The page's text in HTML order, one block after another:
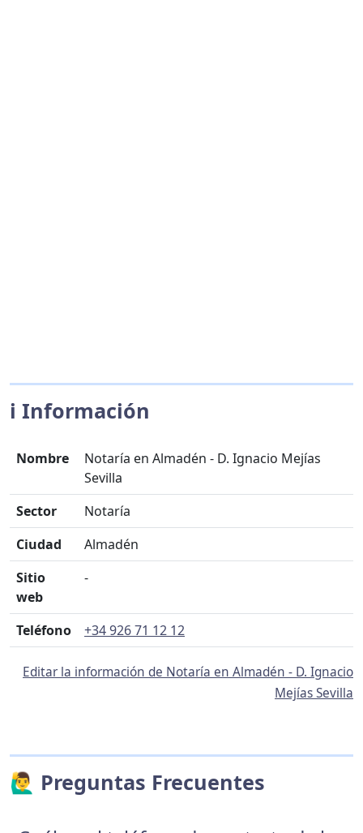
ℹ️ Información
Nombre
Notaría en Almadén - D. Ignacio Mejías
Sevilla
Sector
Notaría
Ciudad
Almadén
Sitio
web
-
Teléfono +34 926 71 12 12
Editar la información de Notaría en Almadén - D. Ignacio
Mejías Sevilla
🙋‍♂️ Preguntas Frecuentes